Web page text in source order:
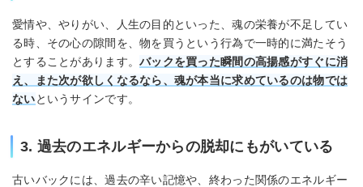
愛情や、やりがい、人生の目的といった、魂の栄養が不足してい
る時、その心の隙間を、物を買うという行為で一時的に満たそう
とすることがあります。バックを買った瞬間の高揚感がすぐに消
え、また次が欲しくなるなら、魂が本当に求めているのは物では
ないというサインです。
3. 過去のエネルギーからの脱却にもがいている
古いバックには、過去の辛い記憶や、終わった関係のエネルギー